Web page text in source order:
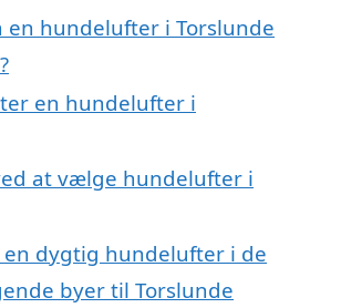
en hundelufter i Torslunde
en hundelufter i
at vælge hundelufter i
en dygtig hundelufter i de
byer til Torslunde